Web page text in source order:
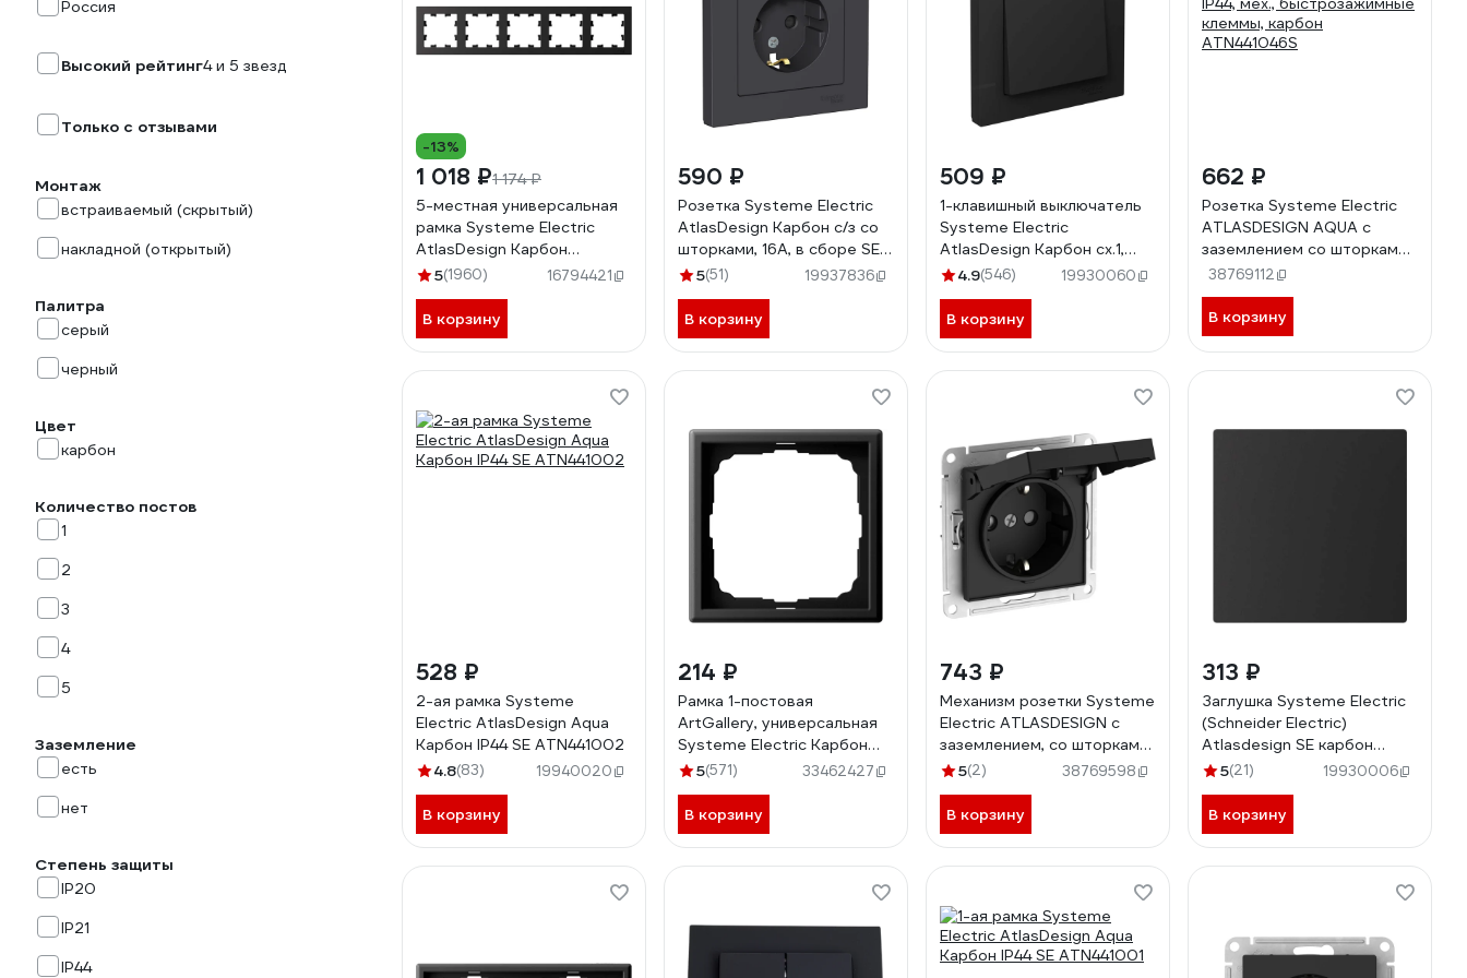
Россия
Высокий рейтинг4 и 5 звезд
Только с отзывами
Монтаж
встраиваемый (скрытый)
накладной (открытый)
Палитра
серый
черный
Цвет
карбон
Количество постов
1
2
3
4
5
Заземление
есть
нет
Степень защиты
IP20
IP21
IP44
-13%
1 018 ₽1 174 ₽
5-местная универсальная
рамка Systeme Electric
AtlasDesign Карбон
ATN001005
5(1960) 16794421
В корзину
590 ₽
Розетка Systeme Electric
AtlasDesign Карбон с/з со
шторками, 16А, в сборе SE
ATN001044
5(51) 19937836
В корзину
509 ₽
1-клавишный выключатель
Systeme Electric
AtlasDesign Карбон сх.1,
10АХ, в сборе SE
4.9(546) 19930060
В корзину
662 ₽
Розетка Systeme Electric
ATLASDESIGN AQUA с
заземлением со шторками
с прозрачной крышкой, 16А,
IP44, мех., быстрозажимные
клеммы, карбон
ATN441046S
38769112
В корзину
528 ₽
2-ая рамка Systeme
Electric AtlasDesign Aqua
Карбон IP44 SE ATN441002
4.8(83) 19940020
В корзину
214 ₽
Рамка 1-постовая
ArtGallery, универсальная
Systeme Electric Карбон
GAL001001
5(571) 33462427
В корзину
743 ₽
Механизм розетки Systeme
Electric ATLASDESIGN с
заземлением, со шторками,
с крышкой, 16А, IP20,
карбон ATN001046S
5(2) 38769598
В корзину
313 ₽
Заглушка Systeme Electric
(Schneider Electric)
Atlasdesign SE карбон
ATN001009
5(21) 19930006
В корзину